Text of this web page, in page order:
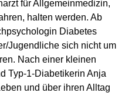
für Allgemeinmedizin,
halten werden. Ab
Diabetes
Jugendliche sich nicht um
Nach einer kleinen
Typ-1-Diabetikerin Anja
und über ihren Alltag